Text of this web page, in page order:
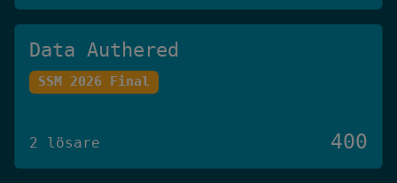
Data Authered
SSM 2026 Final
2 lösare 400